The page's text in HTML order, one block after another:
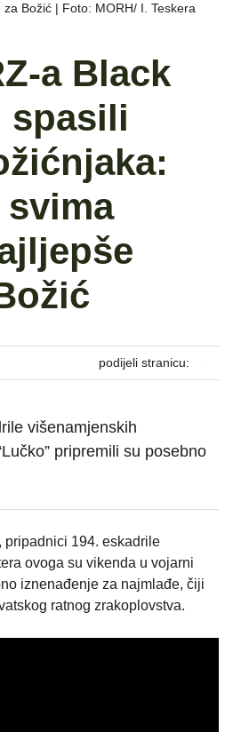
Božić | Foto: MORH/ I. Teskera
a Black
spasili
podijeli stranicu:
višenamjenskih
pripremili su posebno
194. eskadrile
ovoga su vikenda u vojarni
iznenađenje za najmlađe, čiji
ratnog zrakoplovstva.